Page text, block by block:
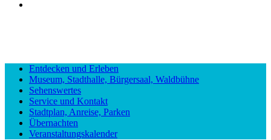
Entdecken und Erleben
Museum, Stadthalle, Bürgersaal, Waldbühne
Sehenswertes
Service und Kontakt
Stadtplan, Anreise, Parken
Übernachten
Veranstaltungskalender